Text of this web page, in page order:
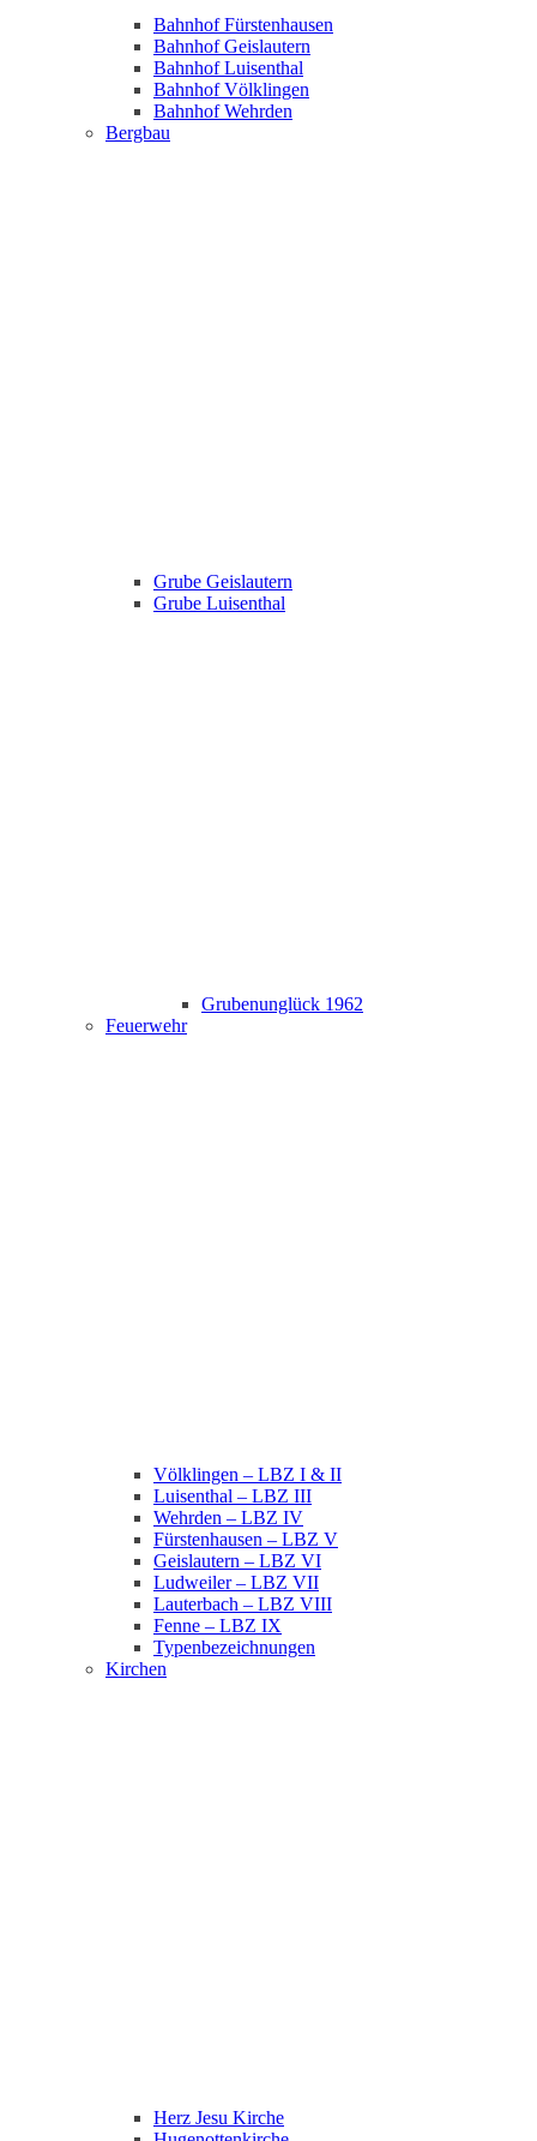
Bahnhof Fürstenhausen
Bahnhof Geislautern
Bahnhof Luisenthal
Bahnhof Völklingen
Bahnhof Wehrden
Bergbau
Grube Geislautern
Grube Luisenthal
Grubenunglück 1962
Feuerwehr
Völklingen – LBZ I & II
Luisenthal – LBZ III
Wehrden – LBZ IV
Fürstenhausen – LBZ V
Geislautern – LBZ VI
Ludweiler – LBZ VII
Lauterbach – LBZ VIII
Fenne – LBZ IX
Typenbezeichnungen
Kirchen
Herz Jesu Kirche